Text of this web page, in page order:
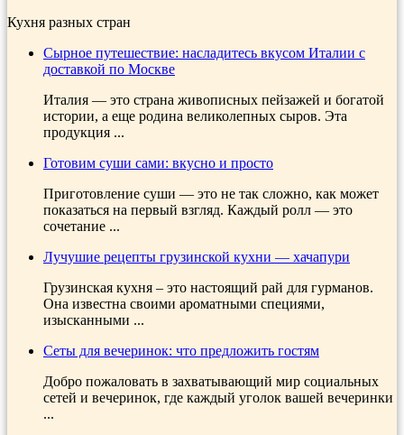
Кухня разных стран
Сырное путешествие: насладитесь вкусом Италии с
доставкой по Москве
Италия — это страна живописных пейзажей и богатой
истории, а еще родина великолепных сыров. Эта
продукция ...
Готовим суши сами: вкусно и просто
Приготовление суши — это не так сложно, как может
показаться на первый взгляд. Каждый ролл — это
сочетание ...
Лучушие рецепты грузинской кухни — хачапури
Грузинская кухня – это настоящий рай для гурманов.
Она известна своими ароматными специями,
изысканными ...
Сеты для вечеринок: что предложить гостям
Добро пожаловать в захватывающий мир социальных
сетей и вечеринок, где каждый уголок вашей вечеринки
...